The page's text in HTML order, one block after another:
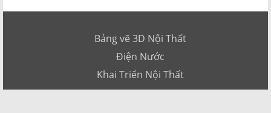
Bảng vẽ 3D Nội Thất
Điện Nước
Khai Triển Nội Thất